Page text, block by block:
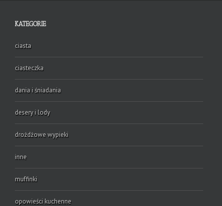
KATEGORIE
ciasta
ciasteczka
dania i śniadania
desery i lody
drożdżowe wypieki
inne
muffinki
opowieści kuchenne